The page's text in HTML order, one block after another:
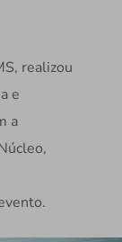
realizou
e
a